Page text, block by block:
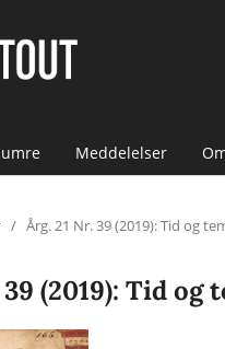
Meddelelser
/ Årg. 21 Nr. 39 (2019): Tid og
39 (2019): Tid